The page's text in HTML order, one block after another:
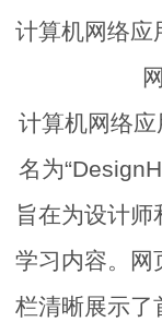
计算机网络应
计算机网络
名为
旨在为设计
学习内容。网
栏清晰展示了